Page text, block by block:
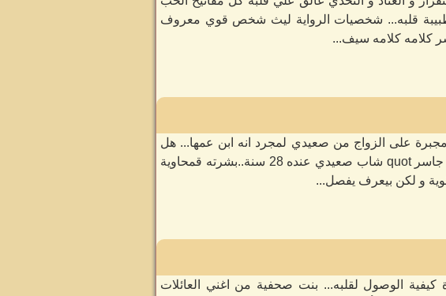
طبيبة قلبه... شخصيات الرواية ليث شخص قوي معروف
كلامه كلامه سيف...
على الزواج من صعيدي لمجرد انه ابن عمها... هل
تستطيع ان تتأقلم مع حياتها الجديدة؟ تعريف بالشخصيات الأساسية جاسر quot شاب صعيدي عنده 28 سنة..بشرته قمحاوية
و لكن بيعرف يفصل...
الوصول لقلبه... بنت صحفية من اغني العائلات